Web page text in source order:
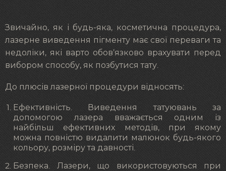
Звичайно, як і будь-яка, косметична процедура,
лазерне виведення пігменту має свої переваги та
недоліки, які варто обов’язково врахувати перед
вибором способу, як позбутися тату.
До плюсів лазерної процедури відносять:
Ефективність. Виведення татуювань за
допомогою лазера вважається одним із
найбільш ефективних методів, при якому
можна повністю видалити малюнок будь-якого
кольору, розміру та давності.
Безпека. Лазери, що використовуються при